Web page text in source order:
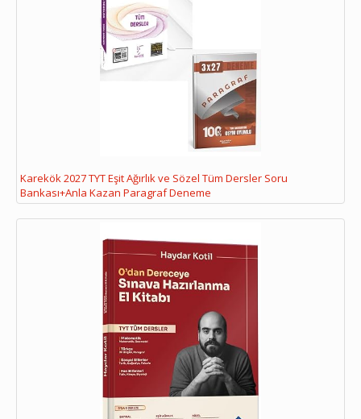
Karekök 2027 TYT Eşit Ağırlık ve Sözel Tüm Dersler Soru
Bankası+Anla Kazan Paragraf Deneme